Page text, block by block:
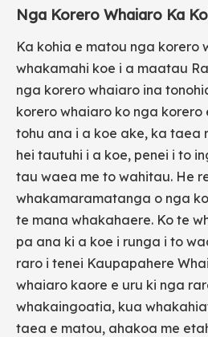
Nga Korero Whaiaro Ka
Ka kohia e matou nga korero
whakamahi koe i a maatau
nga korero whaiaro ina
korero whaiaro ko nga korero
tohu ana i a koe ake, ka taea
hei tautuhi i a koe, penei i to
tau waea me to wahitau. He
whakamaramatanga o nga
te mana whakahaere. Ko te
pa ana ki a koe i runga i to
raro i tenei Kaupapahere
whaiaro kaore e uru ki nga
whakaingoatia, kua
taea e matou, ahakoa me